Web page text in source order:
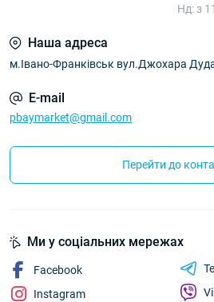
Нд: з
Наша адреса
м.Івано-Франківськ вул.Джохара
E-mail
pbaymarket@gmail.com
Перейти до
Ми у соціальних мережах
Facebook
Instagram